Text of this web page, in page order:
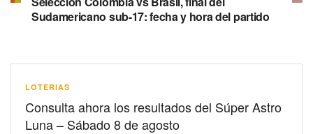
Sudamericano sub-17: fecha y hora del partido
LOTERIAS
Consulta ahora los resultados del Súper Astro
Luna – Sábado 8 de agosto